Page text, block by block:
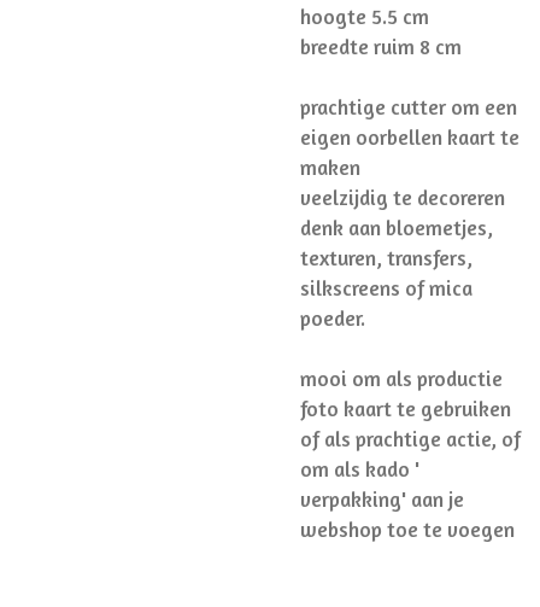
hoogte 5.5 cm
breedte ruim 8 cm
prachtige cutter om een
eigen oorbellen kaart te
maken
veelzijdig te decoreren
denk aan bloemetjes,
texturen, transfers,
silkscreens of mica
poeder.
mooi om als productie
foto kaart te gebruiken
of als prachtige actie, of
om als kado '
verpakking' aan je
webshop toe te voegen